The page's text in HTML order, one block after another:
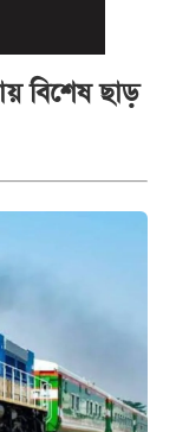
বিশেষ ছাড়